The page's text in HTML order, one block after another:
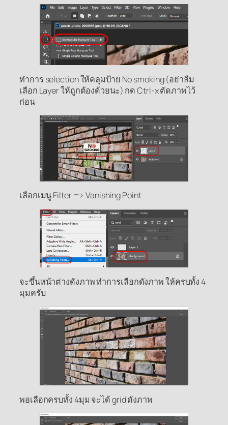
ทำการ selection ให้คลุมป้าย No smoking (อย่าลืม
เลือก Layer ให้ถูกต้องด้วยนะ) กด Ctrl-x ตัดภาพไว้
ก่อน
เลือกเมนู Filter => Vanishing Point
จะขึ้นหน้าต่างดังภาพ ทำการเลือกดังภาพ ให้ครบทั้ง 4
มุมครับ
พอเลือกครบทั้ง 4มุม จะได้ grid ดังภาพ